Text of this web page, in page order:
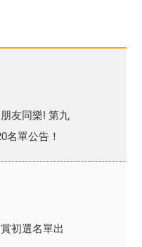
友同樂! 第九
名單公告！
初選名單出